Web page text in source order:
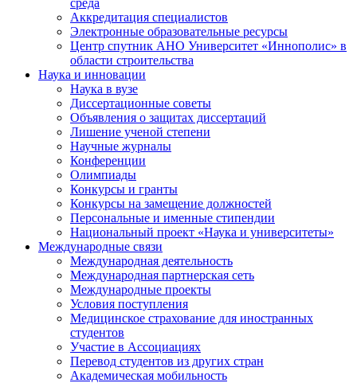
Аккредитация специалистов
Электронные образовательные ресурсы
Центр спутник АНО Университет «Иннополис» в
области строительства
Наука и инновации
Наука в вузе
Диссертационные советы
Объявления о защитах диссертаций
Лишение ученой степени
Научные журналы
Конференции
Олимпиады
Конкурсы и гранты
Конкурсы на замещение должностей
Персональные и именные стипендии
Национальный проект «Наука и университеты»
Международные связи
Международная деятельность
Международная партнерская сеть
Международные проекты
Условия поступления
Медицинское страхование для иностранных
студентов
Участие в Ассоциациях
Перевод студентов из других стран
Академическая мобильность